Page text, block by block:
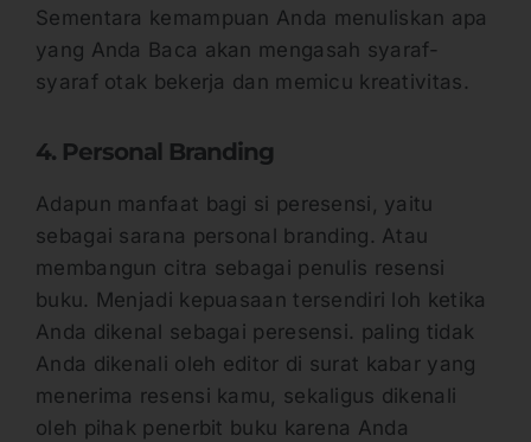
Sementara kemampuan Anda menuliskan apa
yang Anda Baca akan mengasah syaraf-
syaraf otak bekerja dan memicu kreativitas.
4. Personal Branding
Adapun manfaat bagi si peresensi, yaitu
sebagai sarana personal branding. Atau
membangun citra sebagai penulis resensi
buku. Menjadi kepuasaan tersendiri loh ketika
Anda dikenal sebagai peresensi. paling tidak
Anda dikenali oleh editor di surat kabar yang
menerima resensi kamu, sekaligus dikenali
oleh pihak penerbit buku karena Anda